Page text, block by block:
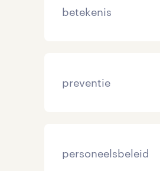
betekenis
preventie
personeelsbeleid